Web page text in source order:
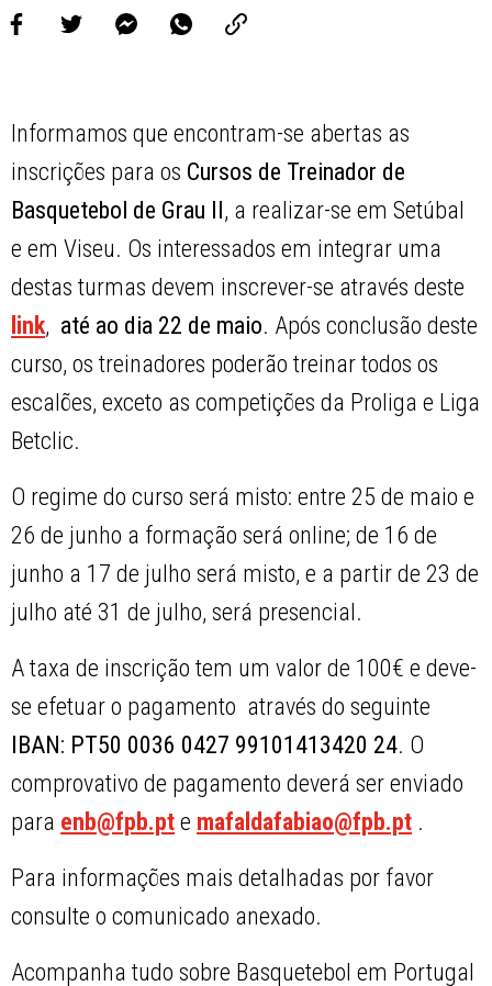
Informamos que encontram-se abertas as
inscrições para os Cursos de Treinador de
Basquetebol de Grau II , a realizar-se em Setúbal
e em Viseu. Os interessados em integrar uma
destas turmas devem inscrever-se através deste
link, até ao dia 22 de maio. Após conclusão deste
curso, os treinadores poderão treinar todos os
escalões, exceto as competições da Proliga e Liga
Betclic.
O regime do curso será misto: entre 25 de maio e
26 de junho a formação será online; de 16 de
junho a 17 de julho será misto, e a partir de 23 de
julho até 31 de julho, será presencial.
A taxa de inscrição tem um valor de 100€ e deve-
se efetuar o pagamento através do seguinte
IBAN: PT50 0036 0427 99101413420 24. O
comprovativo de pagamento deverá ser enviado
para enb@fpb.pt e mafaldafabiao@fpb.pt .
Para informações mais detalhadas por favor
consulte o comunicado anexado.
Acompanha tudo sobre Basquetebol em Portugal